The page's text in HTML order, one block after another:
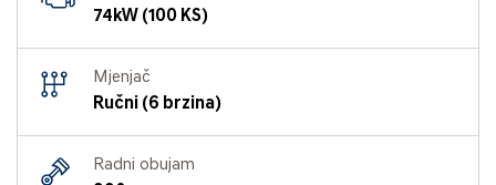
74kW (100 KS)
Mjenjač
Ručni (6 brzina)
Radni obujam